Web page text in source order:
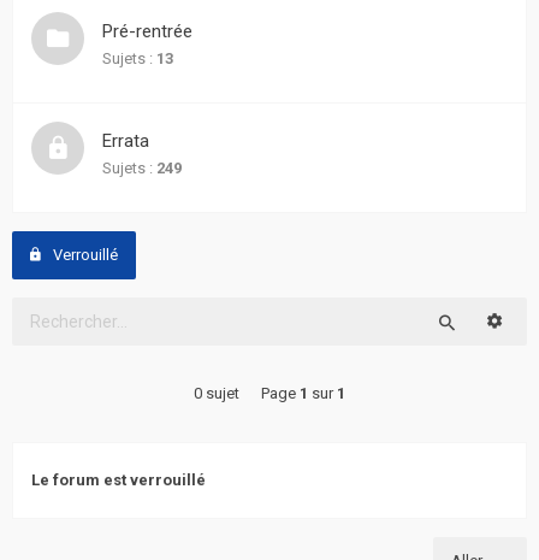
actifs
Recherche
avancée
FAQ
Pré-rentrée
Sujets : 13
Errata
Sujets : 249
Verrouillé
0 sujet Page 1 sur 1
Le forum est verrouillé